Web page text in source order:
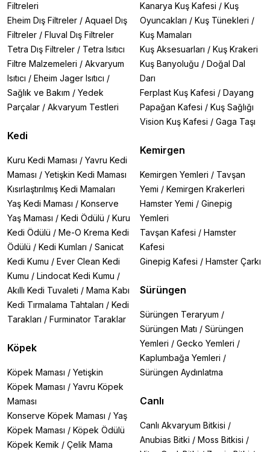
Filtreleri
Eheim Dış Filtreler / Aquael Dış
Filtreler / Fluval Dış Filtreler
Tetra Dış Filtreler / Tetra Isıtıcı
Filtre Malzemeleri / Akvaryum
Isıtıcı / Eheim Jager Isıtıcı /
Sağlık ve Bakım / Yedek
Parçalar / Akvaryum Testleri
Kedi
Kuru Kedi Maması / Yavru Kedi
Maması / Yetişkin Kedi Maması
Kısırlaştırılmış Kedi Mamaları
Yaş Kedi Maması / Konserve
Yaş Maması / Kedi Ödülü / Kuru
Kedi Ödülü / Me-O Krema Kedi
Ödülü / Kedi Kumları / Sanicat
Kedi Kumu / Ever Clean Kedi
Kumu / Lindocat Kedi Kumu /
Akıllı Kedi Tuvaleti / Mama Kabı
Kedi Tırmalama Tahtaları / Kedi
Tarakları / Furminator Taraklar
Köpek
Köpek Maması / Yetişkin
Köpek Maması / Yavru Köpek
Maması
Konserve Köpek Maması / Yaş
Köpek Maması / Köpek Ödülü
Köpek Kemik / Çelik Mama
Kanarya Kuş Kafesi / Kuş
Oyuncakları / Kuş Tünekleri /
Kuş Mamaları
Kuş Aksesuarları / Kuş Krakeri
Kuş Banyoluğu / Doğal Dal
Darı
Ferplast Kuş Kafesi / Dayang
Papağan Kafesi / Kuş Sağlığı
Vision Kuş Kafesi / Gaga Taşı
Kemirgen
Kemirgen Yemleri / Tavşan
Yemi / Kemirgen Krakerleri
Hamster Yemi / Ginepig
Yemleri
Tavşan Kafesi / Hamster
Kafesi
Ginepig Kafesi / Hamster Çarkı
Sürüngen
Sürüngen Teraryum /
Sürüngen Matı / Sürüngen
Yemleri / Gecko Yemleri /
Kaplumbağa Yemleri /
Sürüngen Aydınlatma
Canlı
Canlı Akvaryum Bitkisi /
Anubias Bitki / Moss Bitkisi /